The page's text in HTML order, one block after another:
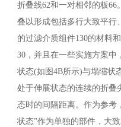
折叠线62和一对相邻的板66
叠以形成包括多行大致平行
的过滤介质组件130的材料
30，并且在一些实施方案中
状态(如图4B所示)与塌缩状
处于伸展状态的连续的折叠
态时的间隔距离。作为参考
状态”作为单独的部件，大